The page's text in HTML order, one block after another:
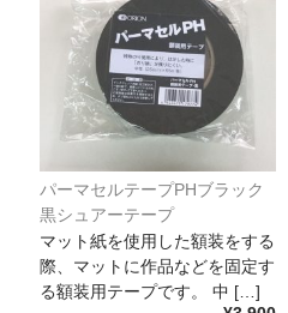
パーマセルテープPHブラック
黒シュアーテープ
マット紙を使用した額装をする
際、マットに作品などを固定す
る額装用テープです。 中 […]